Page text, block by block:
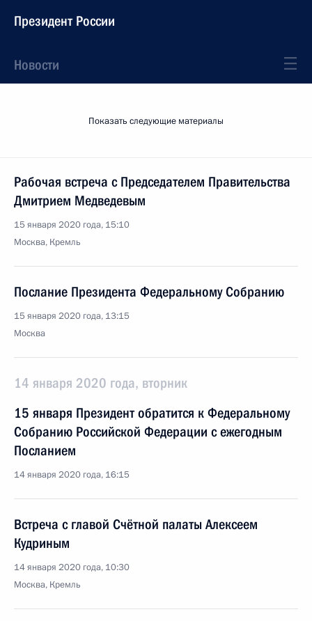
Президент России
Новости
Показать следующие материалы
Рабочая встреча с Председателем Правительства
Дмитрием Медведевым
15 января 2020 года, 15:10
Москва, Кремль
Послание Президента Федеральному Собранию
15 января 2020 года, 13:15
Москва
14 января 2020 года, вторник
15 января Президент обратится к Федеральному
Собранию Российской Федерации с ежегодным
Посланием
14 января 2020 года, 16:15
Встреча с главой Счётной палаты Алексеем
Кудриным
14 января 2020 года, 10:30
Москва, Кремль